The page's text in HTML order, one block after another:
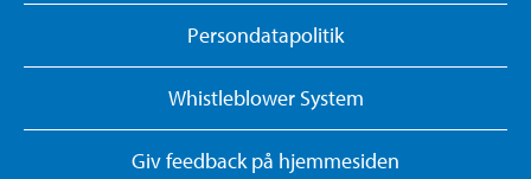
Persondatapolitik
Whistleblower System
Giv feedback på hjemmesiden